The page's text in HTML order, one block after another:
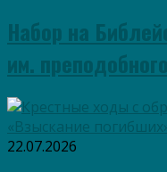
Набор на
им.
22.07.2026